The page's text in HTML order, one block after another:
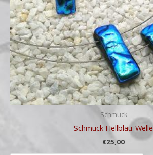
Schmuck
Schmuck Hellblau-Welle
€25,00